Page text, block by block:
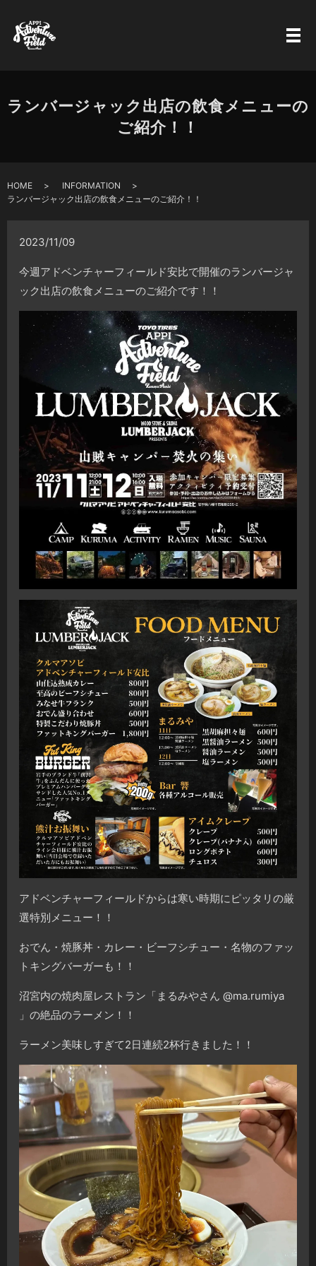
ランバージャック出店の飲食メニューの
ご紹介！！
HOME
INFORMATION
ランバージャック出店の飲食メニューのご紹介！！
2023/11/09
今週アドベンチャーフィールド安比で開催のランバージャ
ック出店の飲食メニューのご紹介です！！
アドベンチャーフィールドからは寒い時期にピッタリの厳
選特別メニュー！！
おでん・焼豚丼・カレー・ビーフシチュー・名物のファッ
トキングバーガーも！！
沼宮内の焼肉屋レストラン「まるみやさん @ma.rumiya
」の絶品のラーメン！！
ラーメン美味しすぎて2日連続2杯行きました！！